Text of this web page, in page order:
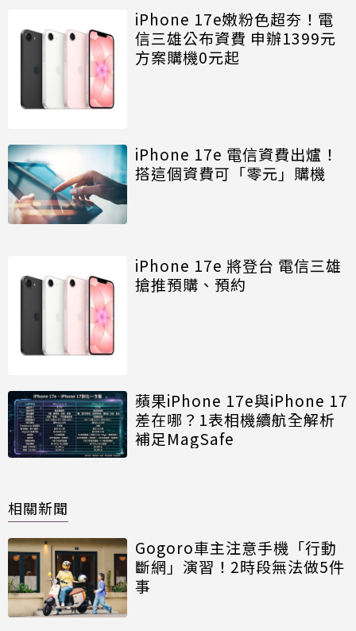
iPhone 17e嫩粉色超夯！電
信三雄公布資費 申辦1399元
方案購機0元起
iPhone 17e 電信資費出爐！
搭這個資費可「零元」購機
iPhone 17e 將登台 電信三雄
搶推預購、預約
蘋果iPhone 17e與iPhone 17
差在哪？1表相機續航全解析
補足MagSafe
相關新聞
Gogoro車主注意手機「行動
斷網」演習！2時段無法做5件
事